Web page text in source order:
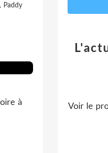
, Paddy
à
Voir le